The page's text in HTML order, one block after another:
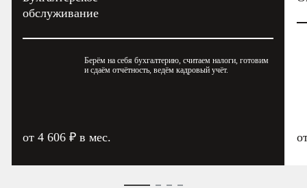
обслуживание
Берём на себя бухгалтерию, считаем налоги, готовим
и сдаём отчётность, ведём кадровый учёт.
от 4 606 ₽ в мес.